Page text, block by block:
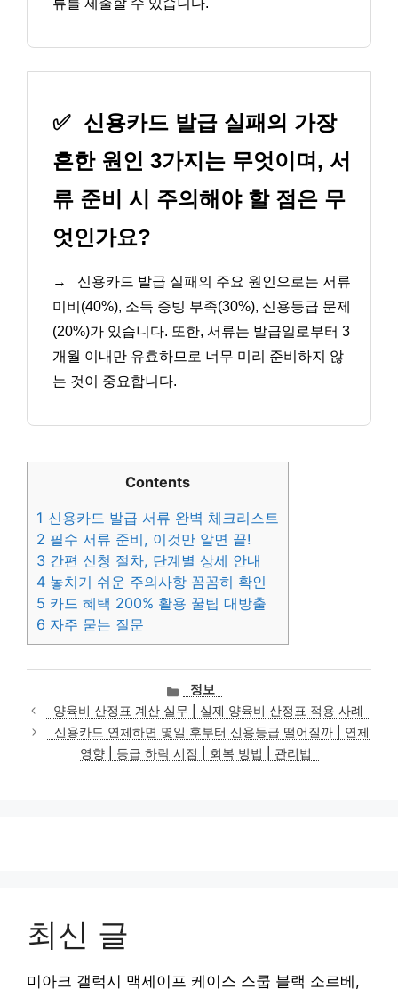
류를 제출할 수 있습니다.
✅ 신용카드 발급 실패의 가장
흔한 원인 3가지는 무엇이며, 서
류 준비 시 주의해야 할 점은 무
엇인가요?
→
신용카드 발급 실패의 주요 원인으로는 서류
미비(40%), 소득 증빙 부족(30%), 신용등급 문제
(20%)가 있습니다. 또한, 서류는 발급일로부터 3
개월 이내만 유효하므로 너무 미리 준비하지 않
는 것이 중요합니다.
Contents
1 신용카드 발급 서류 완벽 체크리스트
2 필수 서류 준비, 이것만 알면 끝!
3 간편 신청 절차, 단계별 상세 안내
4 놓치기 쉬운 주의사항 꼼꼼히 확인
5 카드 혜택 200% 활용 꿀팁 대방출
6 자주 묻는 질문
카
테
고
리
정보
양육비 산정표 계산 실무 | 실제 양육비 산정표 적용 사례
신용카드 연체하면 몇일 후부터 신용등급 떨어질까 | 연체
영향 | 등급 하락 시점 | 회복 방법 | 관리법
최신 글
미아크 갤럭시 맥세이프 케이스 스쿱 블랙 소르베,